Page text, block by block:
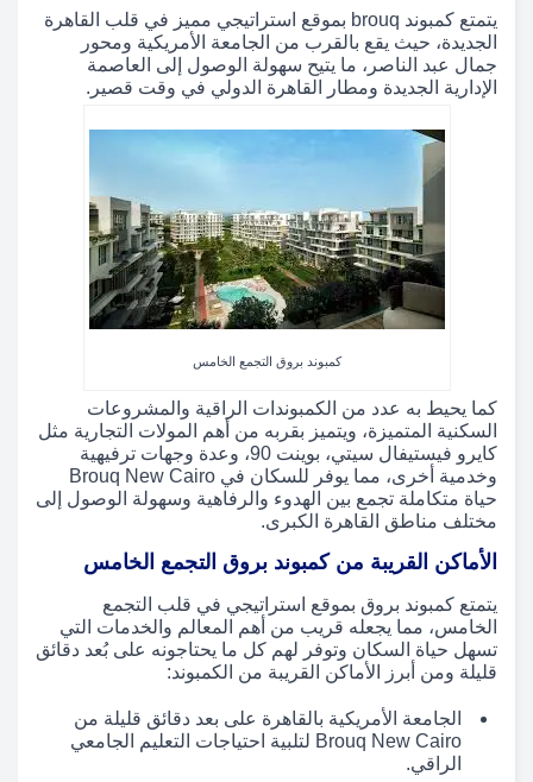
يتمتع كمبوند brouq بموقع استراتيجي مميز في قلب القاهرة
الجديدة، حيث يقع بالقرب من الجامعة الأمريكية ومحور
جمال عبد الناصر، ما يتيح سهولة الوصول إلى العاصمة
الإدارية الجديدة ومطار القاهرة الدولي في وقت قصير.
كمبوند بروق التجمع الخامس
كما يحيط به عدد من الكمبوندات الراقية والمشروعات
السكنية المتميزة، ويتميز بقربه من أهم المولات التجارية مثل
كايرو فيستيفال سيتي، بوينت 90، وعدة وجهات ترفيهية
وخدمية أخرى، مما يوفر للسكان في Brouq New Cairo
حياة متكاملة تجمع بين الهدوء والرفاهية وسهولة الوصول إلى
مختلف مناطق القاهرة الكبرى.
الأماكن القريبة من كمبوند بروق التجمع الخامس
يتمتع كمبوند بروق بموقع استراتيجي في قلب التجمع
الخامس، مما يجعله قريب من أهم المعالم والخدمات التي
تسهل حياة السكان وتوفر لهم كل ما يحتاجونه على بُعد دقائق
قليلة ومن أبرز الأماكن القريبة من الكمبوند:
الجامعة الأمريكية بالقاهرة على بعد دقائق قليلة من
Brouq New Cairo لتلبية احتياجات التعليم الجامعي
الراقي.